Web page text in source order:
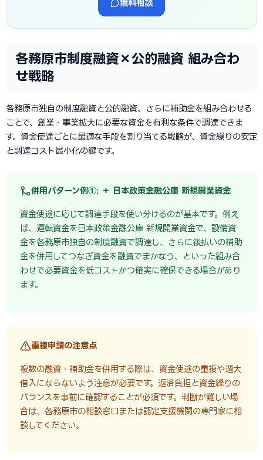
無料相談
各務原市制度融資×公的融資 組み合わ
せ戦略
各務原市独自の制度融資と公的融資、さらに補助金を組み合わせる
ことで、創業・事業拡大に必要な資金を有利な条件で調達できま
す。資金使途ごとに最適な手段を割り当てる戦略が、資金繰りの安定
と調達コスト最小化の鍵です。
併用パターン例①: ＋ 日本政策金融公庫 新規開業資金
資金使途に応じて調達手段を使い分けるのが基本です。例え
ば、運転資金を日本政策金融公庫 新規開業資金で、設備資
金を各務原市独自の制度融資で調達し、さらに後払いの補助
金を併用してつなぎ資金を融資でまかなう、といった組み合
わせで必要資金を低コストかつ確実に確保できる場合があり
ます。
重複申請の注意点
複数の融資・補助金を併用する際は、資金使途の重複や過大
借入にならないよう注意が必要です。返済負担と資金繰りの
バランスを事前に確認することが必須です。判断が難しい場
合は、各務原市の相談窓口または認定支援機関の専門家に相
談してください。